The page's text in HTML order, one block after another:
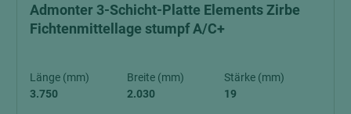
Admonter 3-Schicht-Platte Elements Zirbe
Fichtenmittellage stumpf A/C+
Länge (mm)
3.750
Breite (mm)
2.030
Stärke (mm)
19